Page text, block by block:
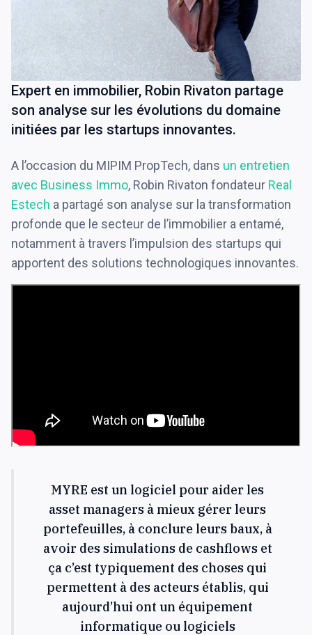
Expert en immobilier, Robin Rivaton partage
son analyse sur les évolutions du domaine
initiées par les startups innovantes.
A l’occasion du MIPIM PropTech, dans un entretien
avec Business Immo, Robin Rivaton fondateur Real
Estech a partagé son analyse sur la transformation
profonde que le secteur de l’immobilier a entamé,
notamment à travers l’impulsion des startups qui
apportent des solutions technologiques innovantes.
MYRE est un logiciel pour aider les
asset managers à mieux gérer leurs
portefeuilles, à conclure leurs baux, à
avoir des simulations de cashflows et
ça c’est typiquement des choses qui
permettent à des acteurs établis, qui
aujourd’hui ont un équipement
informatique ou logiciels